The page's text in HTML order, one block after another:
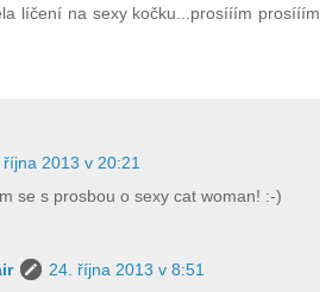
líčení na sexy kočku...prosííím prosííím
října 2013 v 20:21
se s prosbou o sexy cat woman! :-)
24. října 2013 v 8:51